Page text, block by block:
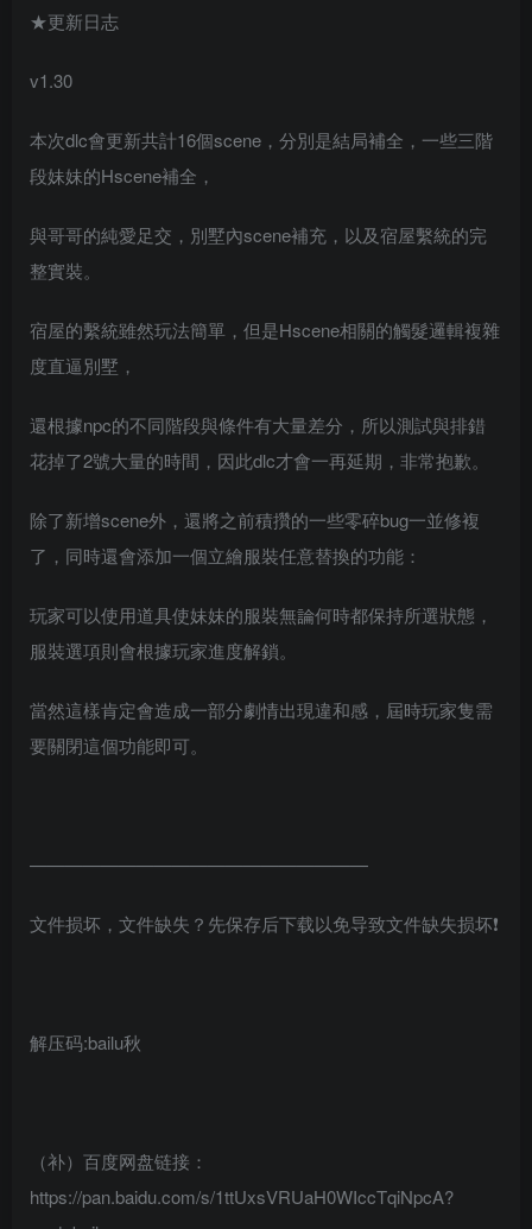
★更新日志
v1.30
本次dlc會更新共計16個scene，分別是結局補全，一些三階
段妹妹的Hscene補全，
與哥哥的純愛足交，別墅內scene補充，以及宿屋繫統的完
整實裝。
宿屋的繫統雖然玩法簡單，但是Hscene相關的觸髮邏輯複雜
度直逼別墅，
還根據npc的不同階段與條件有大量差分，所以測試與排錯
花掉了2號大量的時間，因此dlc才會一再延期，非常抱歉。
除了新增scene外，還將之前積攢的一些零碎bug一並修複
了，同時還會添加一個立繪服裝任意替換的功能：
玩家可以使用道具使妹妹的服裝無論何時都保持所選狀態，
服裝選項則會根據玩家進度解鎖。
當然這樣肯定會造成一部分劇情出現違和感，屆時玩家隻需
要關閉這個功能即可。
———————————————————
文件损坏，文件缺失？先保存后下载以免导致文件缺失损坏❗
解压码:bailu秋
（补）百度网盘链接：
https://pan.baidu.com/s/1ttUxsVRUaH0WIccTqiNpcA?